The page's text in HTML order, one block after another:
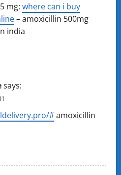
mg: where can i buy
– amoxicillin 500mg
india
says:
#amoxicillin